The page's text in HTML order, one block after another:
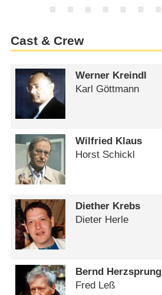
Cast & Crew
Werner Kreindl
Karl Göttmann
Wilfried Klaus
Horst Schickl
Diether Krebs
Dieter Herle
Bernd Herzsprung
Fred Leß